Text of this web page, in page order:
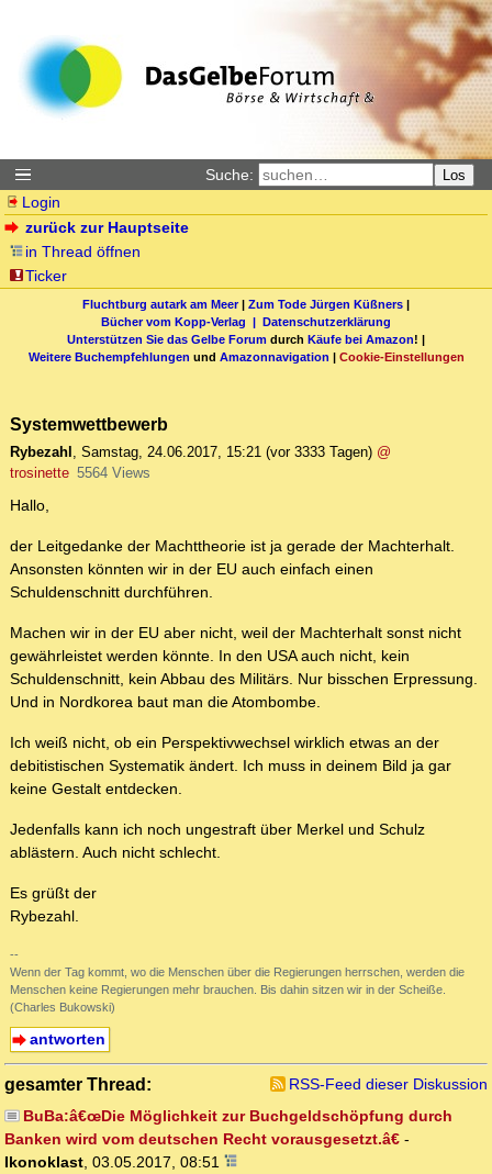
Suche: Los
Login
zurück zur Hauptseite
in Thread öffnen
Ticker
Fluchtburg autark am Meer| Zum Tode Jürgen Küßners |
Bücher vom Kopp-Verlag | Datenschutzerklärung
Unterstützen Sie das Gelbe Forum durch Käufe bei Amazon! |
Weitere Buchempfehlungen und Amazonnavigation | Cookie-Einstellungen
Systemwettbewerb
Rybezahl , Samstag, 24.06.2017, 15:21 (vor 3333 Tagen) @
trosinette 5564 Views
Hallo,
der Leitgedanke der Machttheorie ist ja gerade der Machterhalt.
Ansonsten könnten wir in der EU auch einfach einen
Schuldenschnitt durchführen.
Machen wir in der EU aber nicht, weil der Machterhalt sonst nicht
gewährleistet werden könnte. In den USA auch nicht, kein
Schuldenschnitt, kein Abbau des Militärs. Nur bisschen Erpressung.
Und in Nordkorea baut man die Atombombe.
Ich weiß nicht, ob ein Perspektivwechsel wirklich etwas an der
debitistischen Systematik ändert. Ich muss in deinem Bild ja gar
keine Gestalt entdecken.
Jedenfalls kann ich noch ungestraft über Merkel und Schulz
ablästern. Auch nicht schlecht.
Es grüßt der
Rybezahl.
--
Wenn der Tag kommt, wo die Menschen über die Regierungen herrschen, werden die
Menschen keine Regierungen mehr brauchen. Bis dahin sitzen wir in der Scheiße.
(Charles Bukowski)
antworten
gesamter Thread:
RSS-Feed dieser Diskussion
BuBa:â€œDie Möglichkeit zur Buchgeldschöpfung durch
Banken wird vom deutschen Recht vorausgesetzt.â€ -
Ikonoklast, 03.05.2017, 08:51